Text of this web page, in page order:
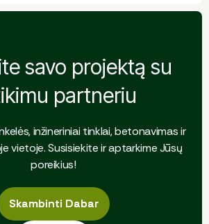
savo projektą su
partneriu
inžineriniai tinklai, betonavimas ir
vietoje. Susisiekite ir aptarkime Jūsų
poreikius!
Skambinti Dabar
Skambinti Dabar